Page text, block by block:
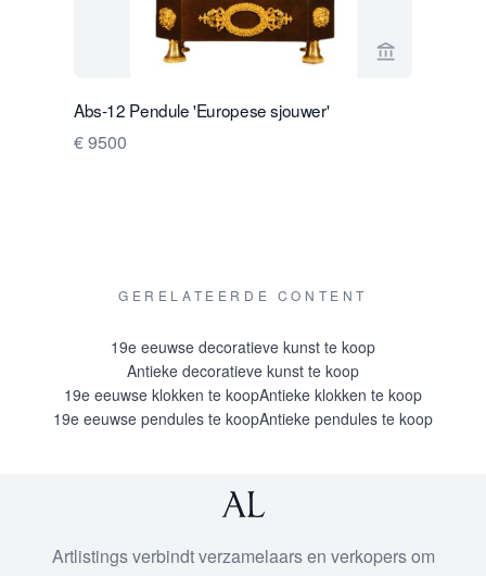
Bekijk
Abs-12 Pendule 'Europese sjouwer'
€ 9500
GERELATEERDE CONTENT
19e eeuwse decoratieve kunst te koop
Antieke decoratieve kunst te koop
19e eeuwse klokken te koopAntieke klokken te koop
19e eeuwse pendules te koopAntieke pendules te koop
Artlistings verbindt verzamelaars en verkopers om